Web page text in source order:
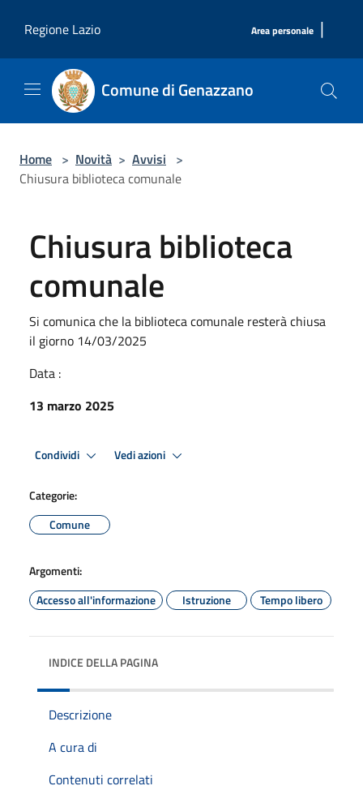
Regione Lazio
Area personale |
Comune di Genazzano
Home > Novità > Avvisi >
Chiusura biblioteca comunale
Chiusura biblioteca
comunale
Si comunica che la biblioteca comunale resterà chiusa
il giorno 14/03/2025
Data :
13 marzo 2025
Condividi Vedi azioni
Categorie:
Comune
Argomenti:
Accesso all'informazione
Istruzione Tempo libero
INDICE DELLA PAGINA
Descrizione
A cura di
Contenuti correlati